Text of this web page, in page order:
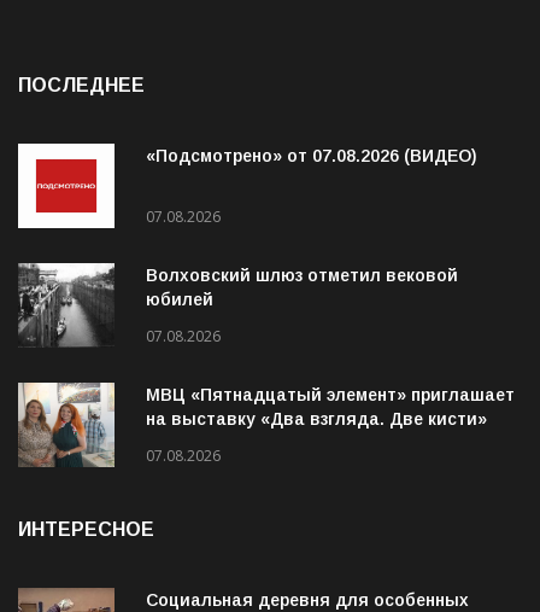
ПОСЛЕДНЕЕ
«Подсмотрено» от 07.08.2026 (ВИДЕО)
07.08.2026
Волховский шлюз отметил вековой
юбилей
07.08.2026
МВЦ «Пятнадцатый элемент» приглашает
на выставку «Два взгляда. Две кисти»
07.08.2026
ИНТЕРЕСНОЕ
Социальная деревня для особенных